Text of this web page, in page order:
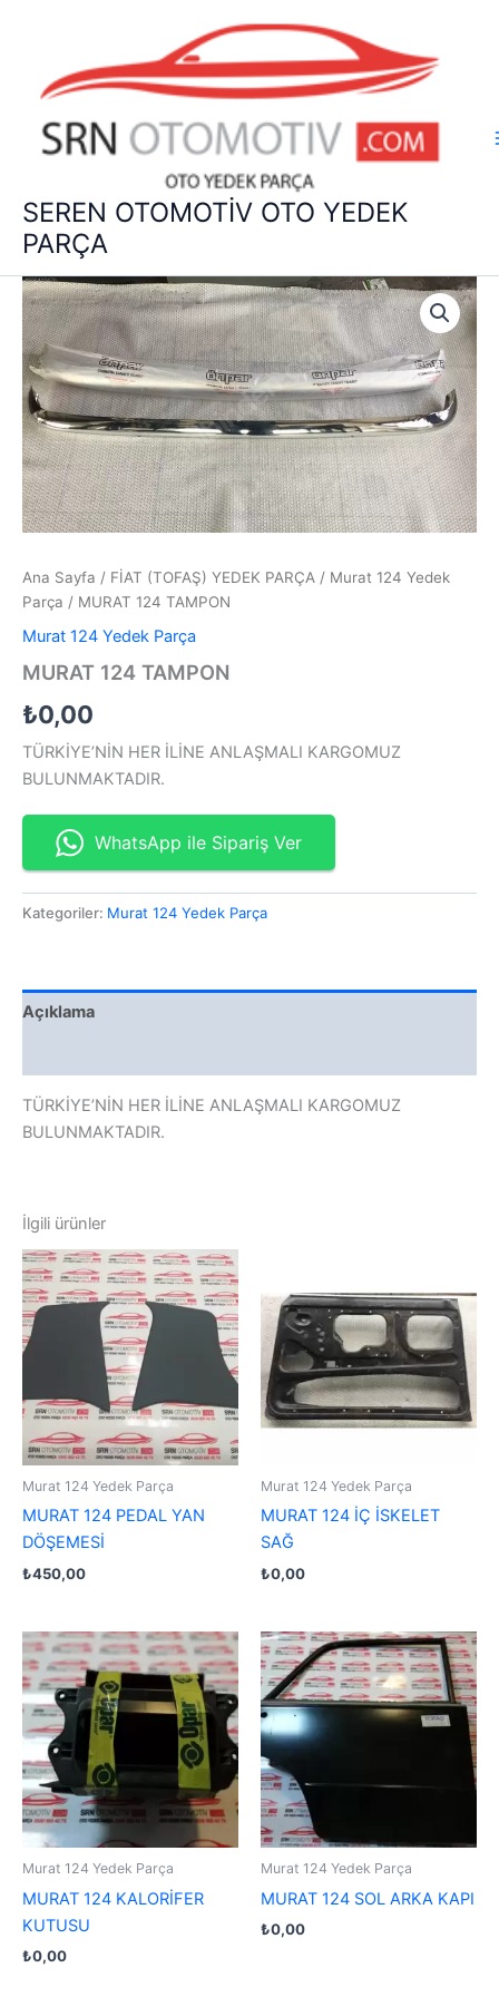
SEREN OTOMOTİV OTO YEDEK
PARÇA
Ana Sayfa / FİAT (TOFAŞ) YEDEK PARÇA / Murat 124 Yedek
Parça / MURAT 124 TAMPON
Murat 124 Yedek Parça
MURAT 124 TAMPON
₺0,00
TÜRKİYE’NİN HER İLİNE ANLAŞMALI KARGOMUZ
BULUNMAKTADIR.
WhatsApp ile Sipariş Ver
Kategoriler: Murat 124 Yedek Parça
Açıklama
TÜRKİYE’NİN HER İLİNE ANLAŞMALI KARGOMUZ
BULUNMAKTADIR.
İlgili ürünler
Murat 124 Yedek Parça
MURAT 124 PEDAL YAN
DÖŞEMESİ
₺450,00
Murat 124 Yedek Parça
MURAT 124 İÇ İSKELET
SAĞ
₺0,00
Murat 124 Yedek Parça
MURAT 124 KALORİFER
KUTUSU
₺0,00
Murat 124 Yedek Parça
MURAT 124 SOL ARKA KAPI
₺0,00